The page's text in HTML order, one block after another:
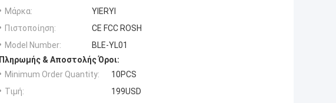
Μάρκα:
YIERYI
Πιστοποίηση:
CE FCC ROSH
Model Number:
BLE-YL01
Πληρωμής & Αποστολής Όροι:
Minimum Order Quantity:
10PCS
Τιμή:
199USD